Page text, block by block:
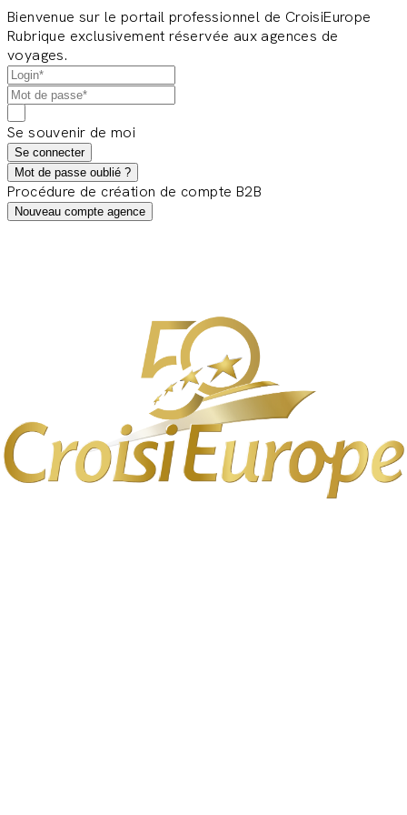
Bienvenue sur le portail professionnel de CroisiEurope
Rubrique exclusivement réservée aux agences de
voyages.
Se souvenir de moi
Se connecter
Mot de passe oublié ?
Procédure de création de compte B2B
Nouveau compte agence